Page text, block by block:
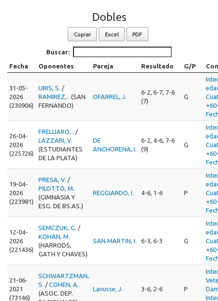
Dobles
Copiar Excel PDF
Buscar:
Fecha Oponentes Pareja Resultado G/P
31-05-
2026
(230906)
URIS, S. /
RAMIREZ, . (SAN
FERNANDO)
OFARREL, J.
6-2, 6-7, 7-6
(7)
G
26-04-
2026
(225726)
FRELLIARO, . /
LAZZARI, V.
(ESTUDIANTES
DE LA PLATA)
DE
ANCHORENA, I.
6-2, 4-6, 7-6
(9)
G
19-04-
2026
(223981)
PRESA, V. /
PILOTTO, M.
(GIMNASIA Y
ESG. DE BS.AS.)
REGGIARDO, I. 4-6, 1-6 P
12-04-
2026
(221436)
SEMCZUK, G. /
KOHAN, M.
(HARRODS,
GATH Y CHAVES)
SAN MARTIN, I. 6-3, 6-3 G
21-06-
2021
(73146)
SCHWARTZMAN,
S. / COHEN, A.
(ASOC. DEP.
Lanusse, J. 3-6, 2-6 P